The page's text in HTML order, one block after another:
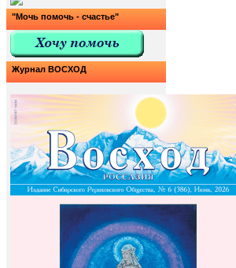
"Мочь помочь - счастье"
Журнал ВОСХОД